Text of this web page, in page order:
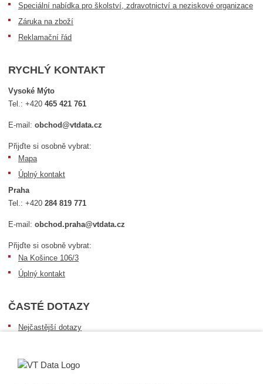
Speciální nabídka pro školství, zdravotnictví a neziskové organizace
Záruka na zboží
Reklamační řád
RYCHLÝ KONTAKT
Vysoké Mýto
Tel.:+420465 421 761
E-mail:obchod@vtdata.cz
Přijďte si osobně vybrat:
Mapa
Úplný kontakt
Praha
Tel.:+420284 819 771
E-mail:obchod.praha@vtdata.cz
Přijďte si osobně vybrat:
Na Košince 106/3
Úplný kontakt
ČASTÉ DOTAZY
Nejčastější dotazy
Sledování zásilek